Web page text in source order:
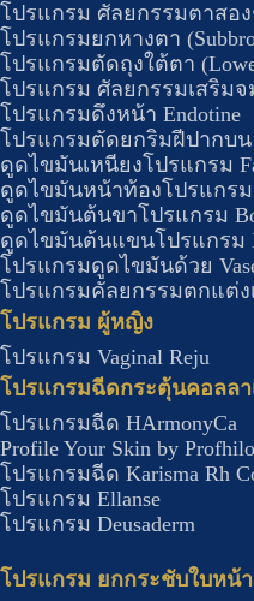
โปรแกรม ศัลยกรรมตาสอ
โปรแกรมยกหางตา
โปรแกรมตัดถุงใต้ตา
โปรแกรม ศัลยกรรมเสริมจ
โปรแกรมดึงหน้า Endotine
โปรแกรมตัดยกริมฝีปากบน
ดูดไขมันเหนียงโปรแกรม
ดูดไขมันหน้าท้องโปรแกรม
ดูดไขมันต้นขาโปรแกรม
ดูดไขมันต้นแขนโปรแกรม
โปรแกรมดูดไขมันด้วย
โปรแกรมคัลยกรรมตกแต่ง
โปรแกรม ผู้หญิง
โปรแกรม Vaginal Reju
โปรแกรมฉีดกระตุ้นคอลลา
โปรแกรมฉีด HArmonyCa
Profile Your Skin by Profhilo
โปรแกรมฉีด Karisma Rh
โปรแกรม Ellanse
โปรแกรม Deusaderm
โปรแกรม ยกกระชับใบหน้า